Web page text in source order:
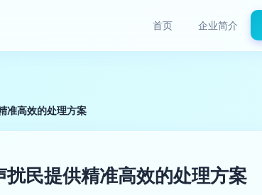
首页 企业简介
准高效的处理方案
民提供精准高效的处理方案